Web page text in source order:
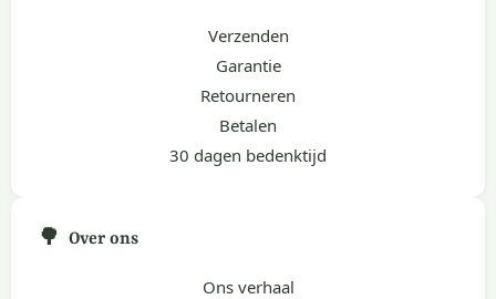
Verzenden
Garantie
Retourneren
Betalen
30 dagen bedenktijd
🌳 Over ons
Ons verhaal